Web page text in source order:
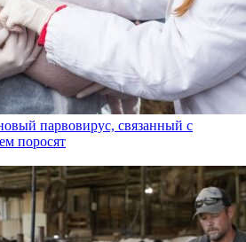
парвовирус, связанный с
поросят